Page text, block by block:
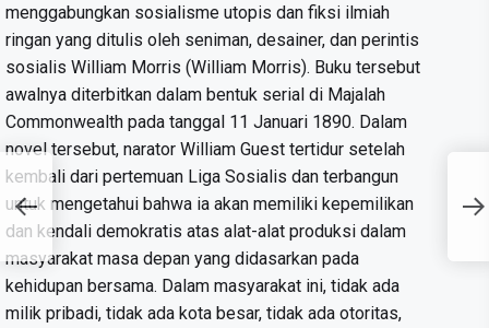
menggabungkan sosialisme utopis dan fiksi ilmiah
ringan yang ditulis oleh seniman, desainer, dan perintis
sosialis William Morris (William Morris). Buku tersebut
awalnya diterbitkan dalam bentuk serial di Majalah
Commonwealth pada tanggal 11 Januari 1890. Dalam
novel tersebut, narator William Guest tertidur setelah
kembali dari pertemuan Liga Sosialis dan terbangun
untuk mengetahui bahwa ia akan memiliki kepemilikan
dan kendali demokratis atas alat-alat produksi dalam
masyarakat masa depan yang didasarkan pada
kehidupan bersama. Dalam masyarakat ini, tidak ada
milik pribadi, tidak ada kota besar, tidak ada otoritas,